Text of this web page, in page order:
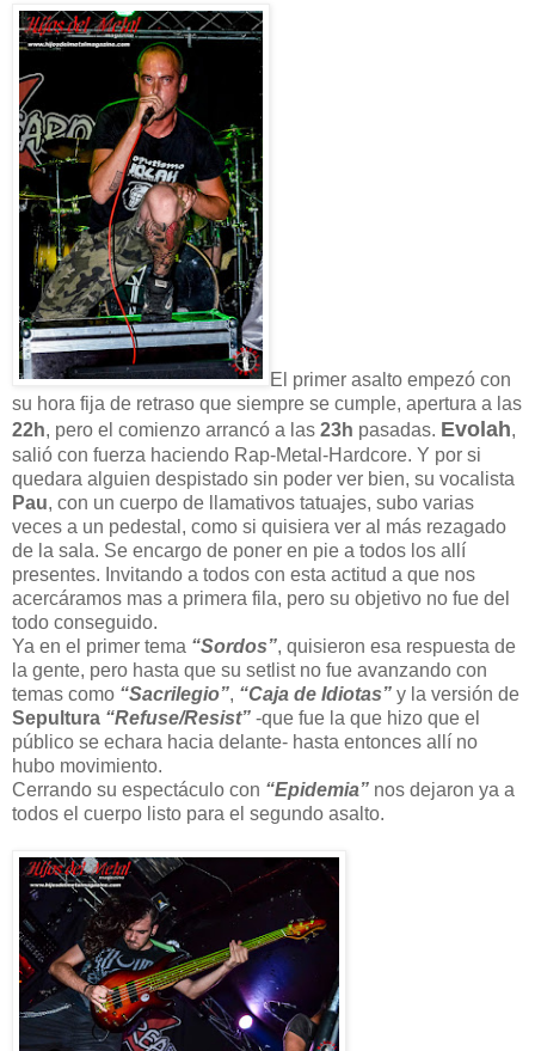
El primer asalto empezó con
su hora fija de retraso que siempre se cumple, apertura a las
22h, pero el comienzo arrancó a las 23h pasadas. Evolah,
salió con fuerza haciendo Rap-Metal-Hardcore. Y por si
quedara alguien despistado sin poder ver bien, su vocalista
Pau, con un cuerpo de llamativos tatuajes, subo varias
veces a un pedestal, como si quisiera ver al más rezagado
de la sala. Se encargo de poner en pie a todos los allí
presentes. Invitando a todos con esta actitud a que nos
acercáramos mas a primera fila, pero su objetivo no fue del
todo conseguido.
Ya en el primer tema “Sordos”, quisieron esa respuesta de
la gente, pero hasta que su setlist no fue avanzando con
temas como “Sacrilegio”, “Caja de Idiotas” y la versión de
Sepultura “Refuse/Resist” -que fue la que hizo que el
público se echara hacia delante- hasta entonces allí no
hubo movimiento.
Cerrando su espectáculo con “Epidemia” nos dejaron ya a
todos el cuerpo listo para el segundo asalto.